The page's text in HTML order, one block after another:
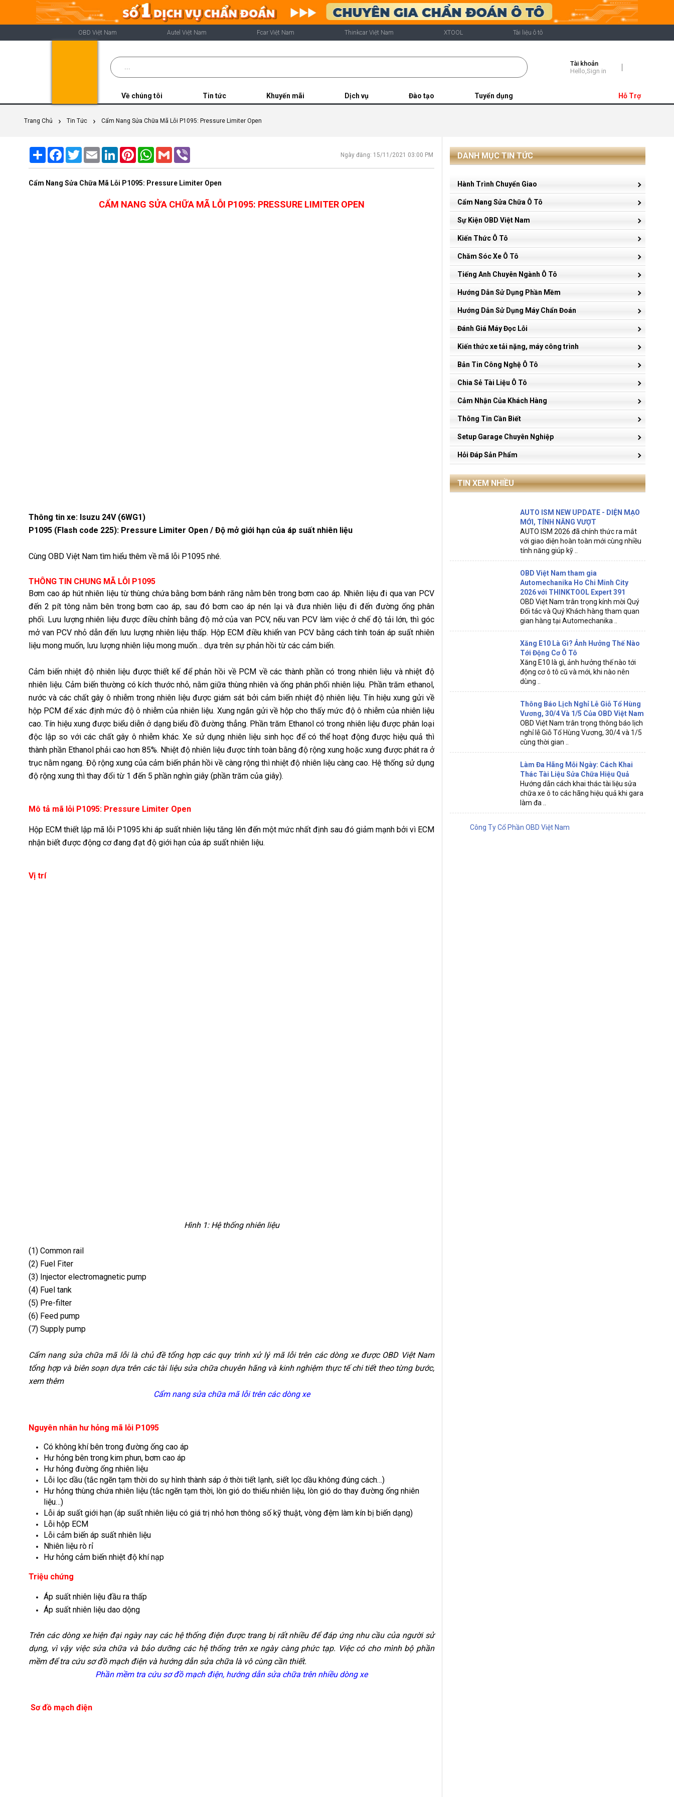
OBD Việt Nam Autel Việt Nam Fcar Việt Nam Thinkcar Việt Nam XTOOL Tài liệu ô tô
Tài khoản
Hello,Sign in
Hỗ Trợ
Về chúng tôi Tin tức Khuyến mãi Dịch vụ Đào tạo Tuyển dụng
Trang Chủ Tin Tức Cẩm Nang Sửa Chữa Mã Lỗi P1095: Pressure Limiter Open
Share Facebook
TwitterEmail LinkedInPinterestWhatsApp
Gmail Ngày đăng: 15/11/2021 03:00 PM
Cẩm Nang Sửa Chữa Mã Lỗi P1095: Pressure Limiter Open
CẨM NANG SỬA CHỮA MÃ LỖI P1095: PRESSURE LIMITER OPEN
Thông tin xe: Isuzu 24V (6WG1)
P1095 (Flash code 225): Pressure Limiter Open / Độ mở giới hạn của áp suất nhiên liệu
Cùng OBD Việt Nam tìm hiểu thêm về mã lỗi P1095 nhé.
THÔNG TIN CHUNG MÃ LỖI P1095
Bơm cao áp hút nhiên liệu từ thùng chứa bằng bơm bánh răng nằm bên trong bơm cao áp. Nhiên liệu đi qua van PCV
đến 2 pít tông nằm bên trong bơm cao áp, sau đó bơm cao áp nén lại và đưa nhiên liệu đi đến đường ống phân
phối. Lưu lượng nhiên liệu được điều chỉnh bằng độ mở của van PCV, nếu van PCV làm việc ở chế độ tải lớn, thì góc
mở van PCV nhỏ dẫn đến lưu lượng nhiên liệu thấp. Hộp ECM điều khiển van PCV bằng cách tính toán áp suất nhiên
liệu mong muốn, lưu lượng nhiên liệu mong muốn… dựa trên sự phản hồi từ các cảm biến.
Cảm biến nhiệt độ nhiên liệu được thiết kế để phản hồi về PCM về các thành phần có trong nhiên liệu và nhiệt độ
nhiên liệu. Cảm biến thường có kích thước nhỏ, nằm giữa thùng nhiên và ống phân phối nhiên liệu. Phần trăm ethanol,
nước và các chất gây ô nhiễm trong nhiên liệu được giám sát bởi cảm biến nhiệt độ nhiên liệu. Tín hiệu xung gửi về
hộp PCM để xác định mức độ ô nhiễm của nhiên liệu. Xung ngắn gửi về hộp cho thấy mức độ ô nhiễm của nhiên liệu
cao. Tín hiệu xung được biểu diễn ở dạng biểu đồ đường thẳng. Phần trăm Ethanol có trong nhiên liệu được phân loại
độc lập so với các chất gây ô nhiễm khác. Xe sử dụng nhiên liệu sinh học để có thể hoạt động được hiệu quả thì
thành phần Ethanol phải cao hơn 85%. Nhiệt độ nhiên liệu được tính toàn bằng độ rộng xung hoặc xung được phát ra ở
trục nằm ngang. Độ rộng xung của cảm biến phản hồi về càng rộng thì nhiệt độ nhiên liệu càng cao. Hệ thống sử dụng
độ rộng xung thì thay đổi từ 1 đến 5 phần nghìn giây (phần trăm của giây).
Mô tả mã lỗi P1095: Pressure Limiter Open
Hộp ECM thiết lập mã lỗi P1095 khi áp suất nhiên liệu tăng lên đến một mức nhất định sau đó giảm mạnh bởi vì ECM
nhận biết được động cơ đang đạt độ giới hạn của áp suất nhiên liệu.
Vị trí
Hình 1: Hệ thống nhiên liệu
(1) Common rail
(2) Fuel Fiter
(3) Injector electromagnetic pump
(4) Fuel tank
(5) Pre-filter
(6) Feed pump
(7) Supply pump
Cẩm nang sửa chữa mã lỗi là chủ đề tổng hợp các quy trình xử lý mã lỗi trên các dòng xe được OBD Việt Nam
tổng hợp và biên soạn dựa trên các tài liệu sửa chữa chuyên hãng và kinh nghiệm thực tế chi tiết theo từng bước,
xem thêm
Cẩm nang sửa chữa mã lỗi trên các dòng xe
Nguyên nhân hư hỏng mã lỗi P1095
Có không khí bên trong đường ống cao áp
Hư hỏng bên trong kim phun, bơm cao áp
Hư hỏng đường ống nhiên liệu
Lỗi lọc dầu (tắc ngẽn tạm thời do sự hình thành sáp ở thời tiết lạnh, siết lọc dầu không đúng cách…)
Hư hỏng thùng chứa nhiên liệu (tắc ngẽn tạm thời, lòn gió do thiếu nhiên liệu, lòn gió do thay đường ống nhiên
liệu…)
Lỗi áp suất giới hạn (áp suất nhiên liệu có giá trị nhỏ hơn thông số kỹ thuật, vòng đệm làm kín bị biến dạng)
Lỗi hộp ECM
Lỗi cảm biến áp suất nhiên liệu
Nhiên liệu rò rỉ
Hư hỏng cảm biến nhiệt độ khí nạp
Triệu chứng
Áp suất nhiên liệu đầu ra thấp
Áp suất nhiên liệu dao dộng
Trên các dòng xe hiện đại ngày nay các hệ thống điện được trang bị rất nhiều để đáp ứng nhu cầu của người sử
dụng, vì vậy việc sửa chữa và bảo dưỡng các hệ thống trên xe ngày càng phức tạp. Việc có cho mình bộ phần
mềm để tra cứu sơ đồ mạch điện và hướng dẫn sửa chữa là vô cùng cần thiết.
Phần mềm tra cứu sơ đồ mạch điện, hướng dẫn sửa chữa trên nhiều dòng xe
Sơ đồ mạch điện
DANH MỤC TIN TỨC
Hành Trình Chuyển Giao
Cẩm Nang Sửa Chữa Ô Tô
Sự Kiện OBD Việt Nam
Kiến Thức Ô Tô
Chăm Sóc Xe Ô Tô
Tiếng Anh Chuyên Ngành Ô Tô
Hướng Dẫn Sử Dụng Phần Mềm
Hướng Dẫn Sử Dụng Máy Chẩn Đoán
Đánh Giá Máy Đọc Lỗi
Kiến thức xe tải nặng, máy công trình
Bản Tin Công Nghệ Ô Tô
Chia Sẻ Tài Liệu Ô Tô
Cảm Nhận Của Khách Hàng
Thông Tin Cần Biết
Setup Garage Chuyên Nghiệp
Hỏi Đáp Sản Phẩm
TIN XEM NHIỀU
AUTO ISM NEW UPDATE - DIỆN MẠO
MỚI, TÍNH NĂNG VƯỢT
AUTO ISM 2026 đã chính thức ra mắt
với giao diện hoàn toàn mới cùng nhiều
tính năng giúp kỹ ..
OBD Việt Nam tham gia
Automechanika Ho Chi Minh City
2026 với THINKTOOL Expert 391
OBD Việt Nam trân trọng kính mời Quý
Đối tác và Quý Khách hàng tham quan
gian hàng tại Automechanika ..
Xăng E10 Là Gì? Ảnh Hưởng Thế Nào
Tới Động Cơ Ô Tô
Xăng E10 là gì, ảnh hưởng thế nào tới
động cơ ô tô cũ và mới, khi nào nên
dùng ..
Thông Báo Lịch Nghỉ Lễ Giỗ Tổ Hùng
Vương, 30/4 Và 1/5 Của OBD Việt Nam
OBD Việt Nam trân trọng thông báo lịch
nghỉ lễ Giỗ Tổ Hùng Vương, 30/4 và 1/5
cùng thời gian ..
Làm Đa Hãng Mỗi Ngày: Cách Khai
Thác Tài Liệu Sửa Chữa Hiệu Quả
Hướng dẫn cách khai thác tài liệu sửa
chữa xe ô to các hãng hiệu quả khi gara
làm đa ..
Công Ty Cổ Phần OBD Việt Nam